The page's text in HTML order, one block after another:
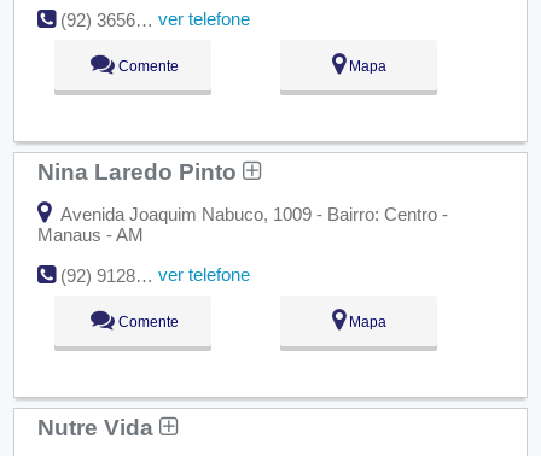
(92) 3656-0359
ver telefone
Comente Mapa
Nina Laredo Pinto
Avenida Joaquim Nabuco, 1009 - Bairro: Centro -
Manaus - AM
(92) 9128-8829
ver telefone
Comente Mapa
Nutre Vida